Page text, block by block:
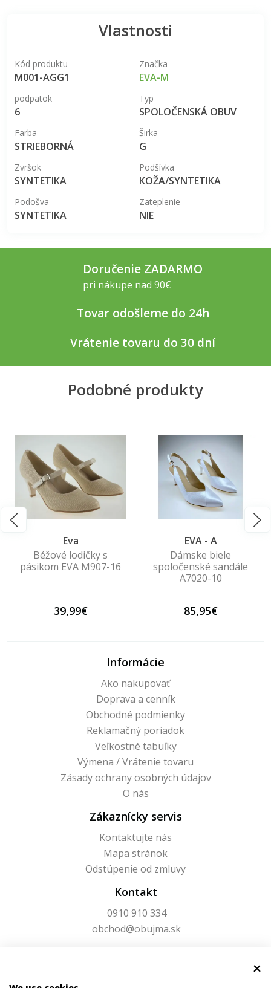
Vlastnosti
Kód produktu
M001-AGG1
Značka
EVA-M
podpätok
6
Typ
SPOLOČENSKÁ OBUV
Farba
STRIEBORNÁ
Širka
G
Zvršok
SYNTETIKA
Podšívka
KOŽA/SYNTETIKA
Podošva
SYNTETIKA
Zateplenie
NIE
Doručenie ZADARMO
pri nákupe nad 90€
Tovar odošleme do 24h
Vrátenie tovaru do 30 dní
Podobné produkty
Eva
Béžové lodičky s
pásikom EVA M907-16
39,99€
EVA - A
Dámske biele
spoločenské sandále
A7020-10
85,95€
Informácie
Ako nakupovať
Doprava a cenník
Obchodné podmienky
Reklamačný poriadok
Veľkostné tabuľky
Výmena / Vrátenie tovaru
Zásady ochrany osobných údajov
O nás
Zákaznícky servis
Kontaktujte nás
Mapa stránok
Odstúpenie od zmluvy
Kontakt
0910 910 334
obchod@obujma.sk